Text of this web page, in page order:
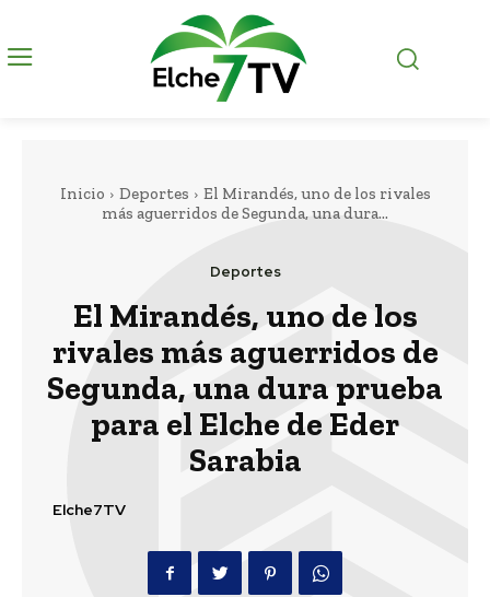
Inicio Deportes
El Mirandés, uno de los rivales
más aguerridos de Segunda, una dura...
Deportes
El Mirandés, uno de los
rivales más aguerridos de
Segunda, una dura prueba
para el Elche de Eder
Sarabia
Elche7TV